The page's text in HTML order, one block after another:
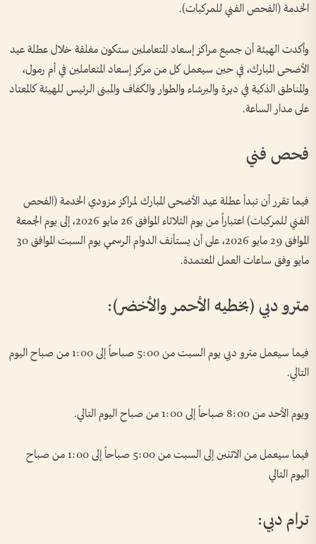
الخدمة (الفحص الفني للمركبات).
وأكدت الهيئة أن جميع مراكز إسعاد المتعاملين ستكون مغلقة خلال عطلة عيد
الأضحى المبارك، في حين سيعمل كل من مركز إسعاد المتعاملين في أم رمول،
والمناطق الذكية في ديرة والبرشاء والطوار والكفاف والمبنى الرئيس للهيئة كالمعتاد
على مدار الساعة.
فحص فني
فيما تقرر أن تبدأ عطلة عيد الأضحى المبارك لمراكز مزودي الخدمة (الفحص
الفني للمركبات) اعتباراً من يوم الثلاثاء الموافق 26 مايو 2026، إلى يوم الجمعة
الموافق 29 مايو 2026، على أن يستأنف الدوام الرسمي يوم السبت الموافق 30
مايو وفق ساعات العمل المعتمدة.
مترو دبي (بخطيه الأحمر والأخضر):
فيما سيعمل مترو دبي يوم السبت من 5:00 صباحاً إلى 1:00 من صباح اليوم
التالي.
ويوم الأحد من 8:00 صباحاً إلى 1:00 من صباح اليوم التالي.
فيما سيعمل من الاثنين إلى السبت من 5:00 صباحاً إلى 1:00 من صباح
اليوم التالي
ترام دبي: